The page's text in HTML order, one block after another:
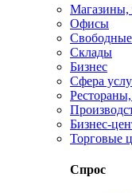
Магазины,
Офисы
Склады
Бизнес
Сфера
Бизнес-
Торговые
Спрос